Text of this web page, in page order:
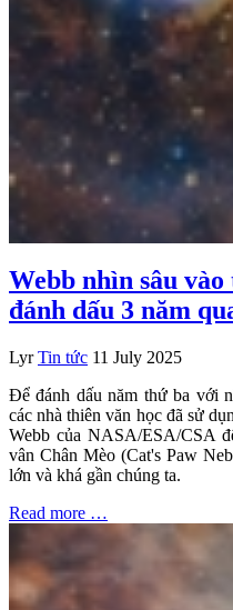
Webb nhìn sâu
đánh dấu 3 năm
Lyr Tin tức 11 July 2025
Để đánh dấu năm thứ ba với
các nhà thiên văn học đã sử
Webb của NASA/ESA/CSA
vân Chân Mèo (Cat's Paw
lớn và khá gần chúng ta.
Read more …